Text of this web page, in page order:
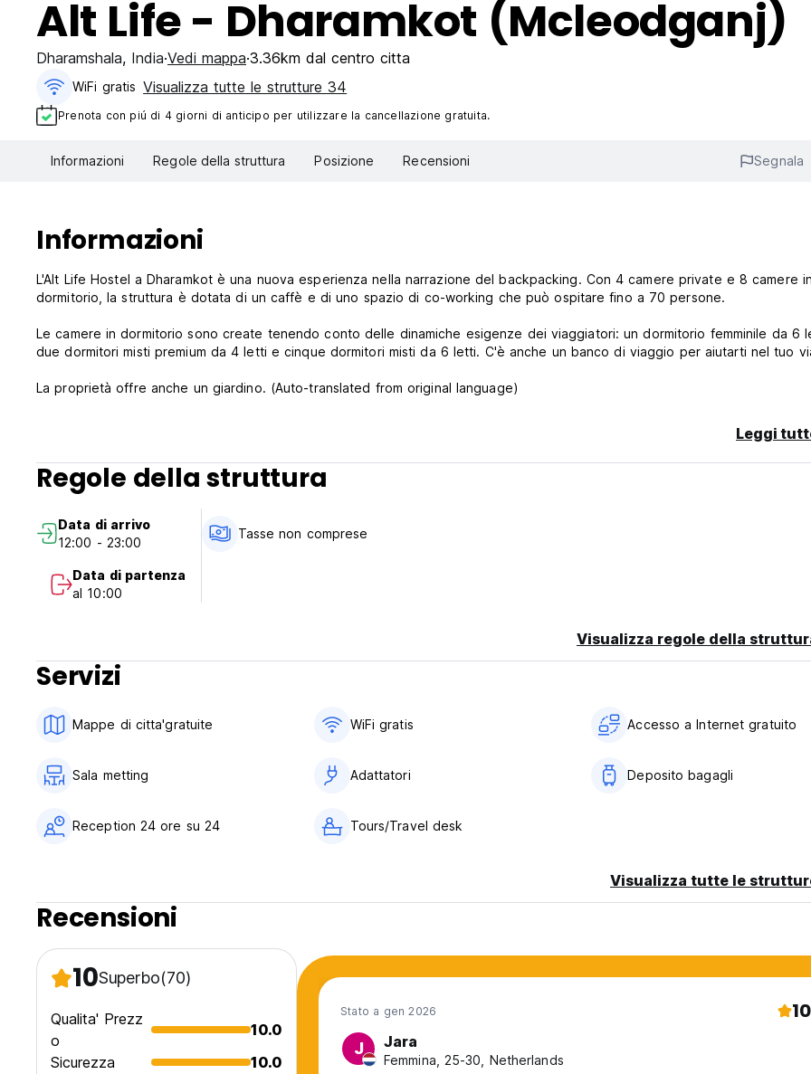
Alt Life - Dharamkot (Mcleodganj)
Dharamshala, India Vedi mappa 3.36km dal centro citta
WiFi gratis Visualizza tutte le strutture 34
Prenota con piú di 4 giorni di anticipo per utilizzare la cancellazione gratuita.
Informazioni Regole della struttura Posizione Recensioni Segnala
Informazioni
L'Alt Life Hostel a Dharamkot è una nuova esperienza nella narrazione del backpacking. Con 4 camere private e 8 camere
dormitorio, la struttura è dotata di un caffè e di uno spazio di co-working che può ospitare fino a 70 persone.
Le camere in dormitorio sono create tenendo conto delle dinamiche esigenze dei viaggiatori: un dormitorio femminile da 6
due dormitori misti premium da 4 letti e cinque dormitori misti da 6 letti. C'è anche un banco di viaggio per aiutarti nel tuo
La proprietà offre anche un giardino. (Auto-translated from original language)
Leggi
Regole della struttura
Data di arrivo
12:00 - 23:00
Data di partenza
al 10:00
Tasse non comprese
Visualizza regole della
Servizi
Mappe di citta'gratuite WiFi gratis Accesso a Internet gratuito
Sala metting Adattatori Deposito bagagli
Reception 24 ore su 24 Tours/Travel desk
Visualizza tutte le
Recensioni
10Superbo(70)
Qualita' Prezz
o
10.0
Sicurezza
10.0
Stato a gen 2026 10
J Jara
Femmina, 25-30, Netherlands